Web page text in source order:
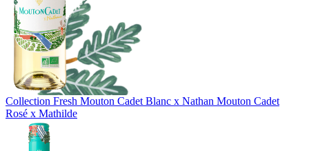
Collection Fresh Mouton Cadet Blanc x Nathan Mouton Cadet
Rosé x Mathilde